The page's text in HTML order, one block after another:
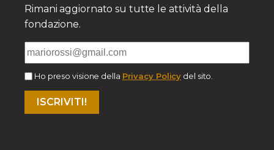
Rimani aggiornato su tutte le attività della
fondazione.
Ho preso visione della Privacy Policy del sito.